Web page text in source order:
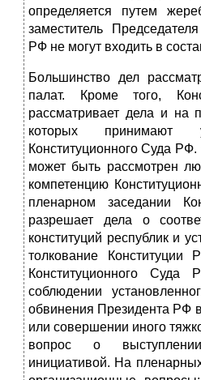
определяется путем
заместитель
РФ не мо­гут входить в
Большинство дел
палат. Кроме того,
рассматривает дела и на
ко­торых принимают
Конституционного Суда
может быть рассмотрен
компетенцию
пленарном заседании
разрешает дела о
конституций республик и
толкование Конститу­ции
Конституционного
соблюдении
обвинения Президента РФ
или совершении иного
вопрос о
инициативой. На